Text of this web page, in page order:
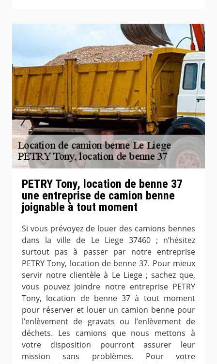
PETRY Tony, location de benne 37
une entreprise de camion benne
joignable à tout moment
Si vous prévoyez de louer des camions bennes
dans la ville de Le Liege 37460 ; n’hésitez
surtout pas à passer par notre entreprise
PETRY Tony, location de benne 37. Pour mieux
servir notre clientèle à Le Liege ; sachez que,
vous pouvez joindre notre entreprise PETRY
Tony, location de benne 37 à tout moment
pour réserver et louer un camion benne pour
l’enlèvement de gravats ou l’enlèvement de
déchets. Les camions que nous mettons à
votre disposition pourront assurer leur
mission sans problèmes. Pour votre